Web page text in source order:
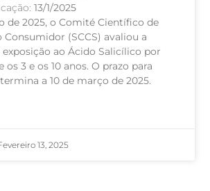
13/1/2025
de 2025, o Comité Científico de
Consumidor (SCCS) avaliou a
exposição ao Ácido Salicílico por
os 3 e os 10 anos. O prazo para
a 10 de março de 2025.
13, 2025